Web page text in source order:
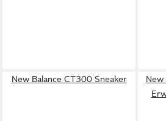
New Balance CT300 Sneaker
New